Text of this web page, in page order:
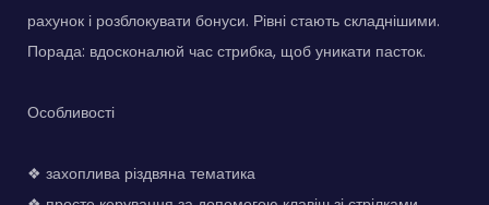
рахунок і розблокувати бонуси. Рівні стають складнішими.
Порада: вдосконалюй час стрибка, щоб уникати пасток.
Особливості
❖ захоплива різдвяна тематика